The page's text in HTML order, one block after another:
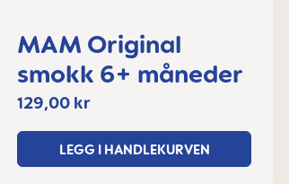
MAM Original
smokk 6+ måneder
129,00 kr
LEGG I HANDLEKURVEN